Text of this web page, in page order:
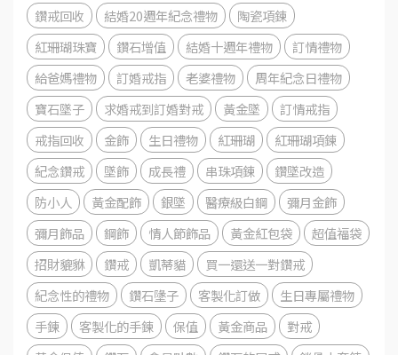
鑽戒回收
結婚20週年紀念禮物
陶瓷項鍊
紅珊瑚珠寶
鑽石增值 結婚十週年禮物
訂情禮物
給爸媽禮物
訂婚戒指 老婆禮物
周年紀念日禮物
寶石墜子
求婚戒到訂婚對戒 黃金墜
訂情戒指
戒指回收
金飾 生日禮物 紅珊瑚
紅珊瑚項鍊
紀念鑽戒
墜飾 成長禮 串珠項鍊
鑽墜改造
防小人
黃金配飾 銀墜 醫療級白鋼
彌月金飾
彌月飾品
鋼飾 情人節飾品 黃金紅包袋
超值福袋
招財貔貅
鑽戒 凱蒂貓
買一還送一對鑽戒
紀念性的禮物
鑽石墬子 客製化訂做
生日專屬禮物
手鍊
客製化的手鍊 保值 黃金商品
對戒